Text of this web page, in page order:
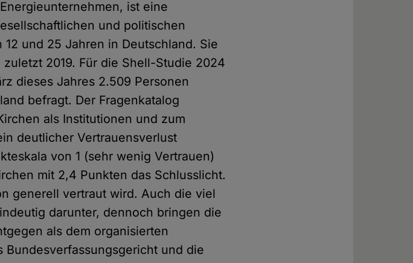
ist eine
und politischen
und 25 Jahren in Deutschland. Sie
2019. Für die Shell-Studie 2024
dieses Jahres 2.509 Personen
befragt. Der Fragenkatalog
als Institutionen und zum
deutlicher Vertrauensverlust
von 1 (sehr wenig Vertrauen)
mit 2,4 Punkten das Schlusslicht.
generell vertraut wird. Auch die viel
darunter, dennoch bringen die
als dem organisierten
Bundesverfassungsgericht und die